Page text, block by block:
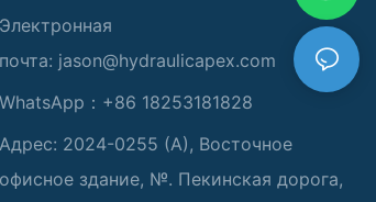
Электронная
почта: jason@hydraulicapex.com
WhatsApp：+86 18253181828
Адрес: 2024-0255 (А), Восточное
офисное здание, №. Пекинская дорога,